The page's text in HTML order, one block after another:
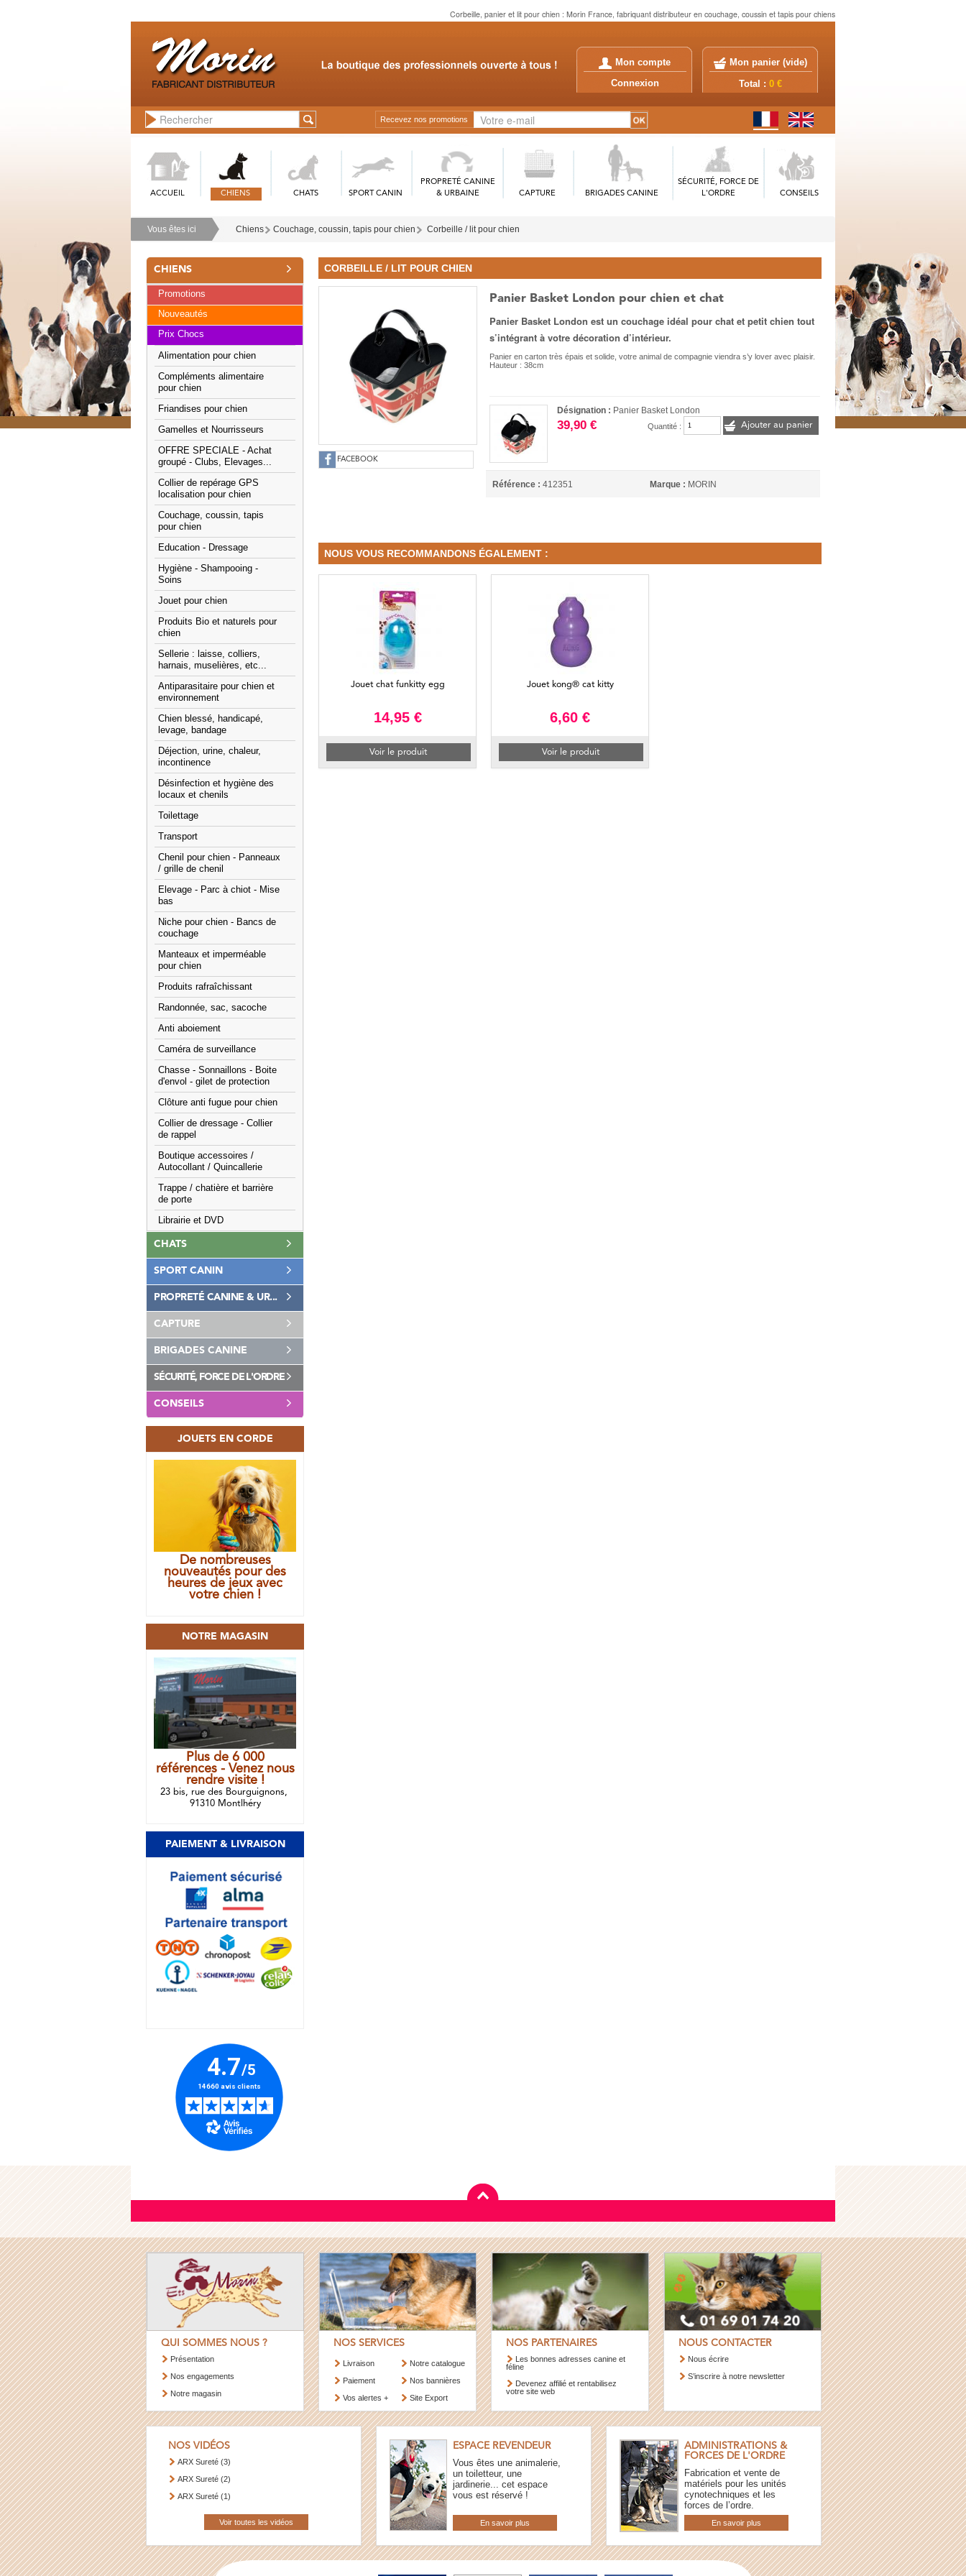
Corbeille, panier et lit pour chien : Morin France, fabriquant distributeur en couchage, coussin et tapis pour chiens
Mon compte
Connexion
Mon panier (vide)
Total : 0 €
Recevez nos promotions
ACCUEIL CHIENS CHATS SPORT CANIN
PROPRETÉ CANINE
& URBAINE
CAPTURE BRIGADES CANINE
SÉCURITÉ, FORCE DE
L'ORDRE
CONSEILS
Vous êtes ici Chiens Couchage, coussin, tapis pour chien Corbeille / lit pour chien
CHIENS
Promotions
Nouveautés
Prix Chocs
Alimentation pour chien
Compléments alimentaire
pour chien
Friandises pour chien
Gamelles et Nourrisseurs
OFFRE SPECIALE - Achat
groupé - Clubs, Elevages...
Collier de repérage GPS
localisation pour chien
Couchage, coussin, tapis
pour chien
Education - Dressage
Hygiène - Shampooing -
Soins
Jouet pour chien
Produits Bio et naturels pour
chien
Sellerie : laisse, colliers,
harnais, muselières, etc...
Antiparasitaire pour chien et
environnement
Chien blessé, handicapé,
levage, bandage
Déjection, urine, chaleur,
incontinence
Désinfection et hygiène des
locaux et chenils
Toilettage
Transport
Chenil pour chien - Panneaux
/ grille de chenil
Elevage - Parc à chiot - Mise
bas
Niche pour chien - Bancs de
couchage
Manteaux et imperméable
pour chien
Produits rafraîchissant
Randonnée, sac, sacoche
Anti aboiement
Caméra de surveillance
Chasse - Sonnaillons - Boite
d'envol - gilet de protection
Clôture anti fugue pour chien
Collier de dressage - Collier
de rappel
Boutique accessoires /
Autocollant / Quincallerie
Trappe / chatière et barrière
de porte
Librairie et DVD
CHATS
SPORT CANIN
PROPRETÉ CANINE & UR...
CAPTURE
BRIGADES CANINE
SÉCURITÉ, FORCE DE L'ORDRE
CONSEILS
JOUETS EN CORDE
De nombreuses
nouveautés pour des
heures de jeux avec
votre chien !
NOTRE MAGASIN
Plus de 6 000
références - Venez nous
rendre visite !
23 bis, rue des Bourguignons,
91310 Montlhéry
PAIEMENT & LIVRAISON
CORBEILLE / LIT POUR CHIEN
FACEBOOK
Panier Basket London pour chien et chat
Panier Basket London est un couchage idéal pour chat et petit chien tout
s’intégrant à votre décoration d’intérieur.
Panier en carton très épais et solide, votre animal de compagnie viendra s’y lover avec plaisir.
Hauteur : 38cm
Désignation : Panier Basket London
39,90 € Quantité : Ajouter au panier
Référence : 412351 Marque : MORIN
NOUS VOUS RECOMMANDONS ÉGALEMENT :
Jouet chat funkitty egg
14,95 €
Voir le produit
Jouet kong® cat kitty
6,60 €
Voir le produit
QUI SOMMES NOUS ?
Présentation
Nos engagements
Notre magasin
NOS SERVICES
Livraison
Paiement
Vos alertes +
Notre catalogue
Nos bannières
Site Export
NOS PARTENAIRES
Les bonnes adresses canine et
féline
Devenez affilié et rentabilisez
votre site web
NOUS CONTACTER
Nous écrire
S’inscrire à notre newsletter
NOS VIDÉOS
ARX Sureté (3)
ARX Sureté (2)
ARX Sureté (1)
Voir toutes les vidéos
ESPACE REVENDEUR
Vous êtes une animalerie,
un toiletteur, une
jardinerie... cet espace
vous est réservé !
En savoir plus
ADMINISTRATIONS &
FORCES DE L'ORDRE
Fabrication et vente de
matériels pour les unités
cynotechniques et les
forces de l’ordre.
En savoir plus